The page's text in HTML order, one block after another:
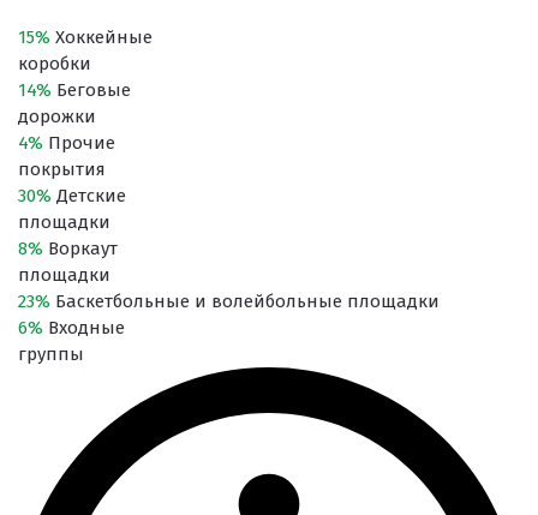
15% Хоккейные
коробки
14% Беговые
дорожки
4% Прочие
покрытия
30% Детские
площадки
8% Воркаут
площадки
23% Баскетбольные и волейбольные площадки
6% Входные
группы